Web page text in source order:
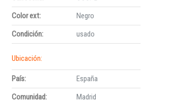
Color ext:
Negro
Condición:
usado
Ubicación:
País:
España
Comunidad:
Madrid